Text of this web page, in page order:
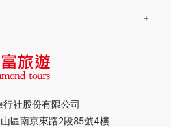
行社股份有限公司
區南京東路2段85號4樓